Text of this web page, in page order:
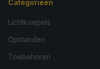
Categorieën
Lichtkoepels
Opstanden
Toebehoren